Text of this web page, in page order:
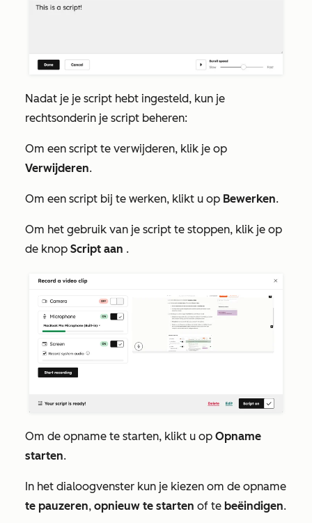
Nadat je je script hebt ingesteld, kun je
rechtsonderin je script beheren:
Om een script te verwijderen, klik je op
Verwijderen.
Om een script bij te werken, klikt u op Bewerken.
Om het gebruik van je script te stoppen, klik je op
de knop Script aan .
Om de opname te starten, klikt u op Opname
starten.
In het dialoogvenster kun je kiezen om de opname
te pauzeren, opnieuw te starten of te beëindigen.